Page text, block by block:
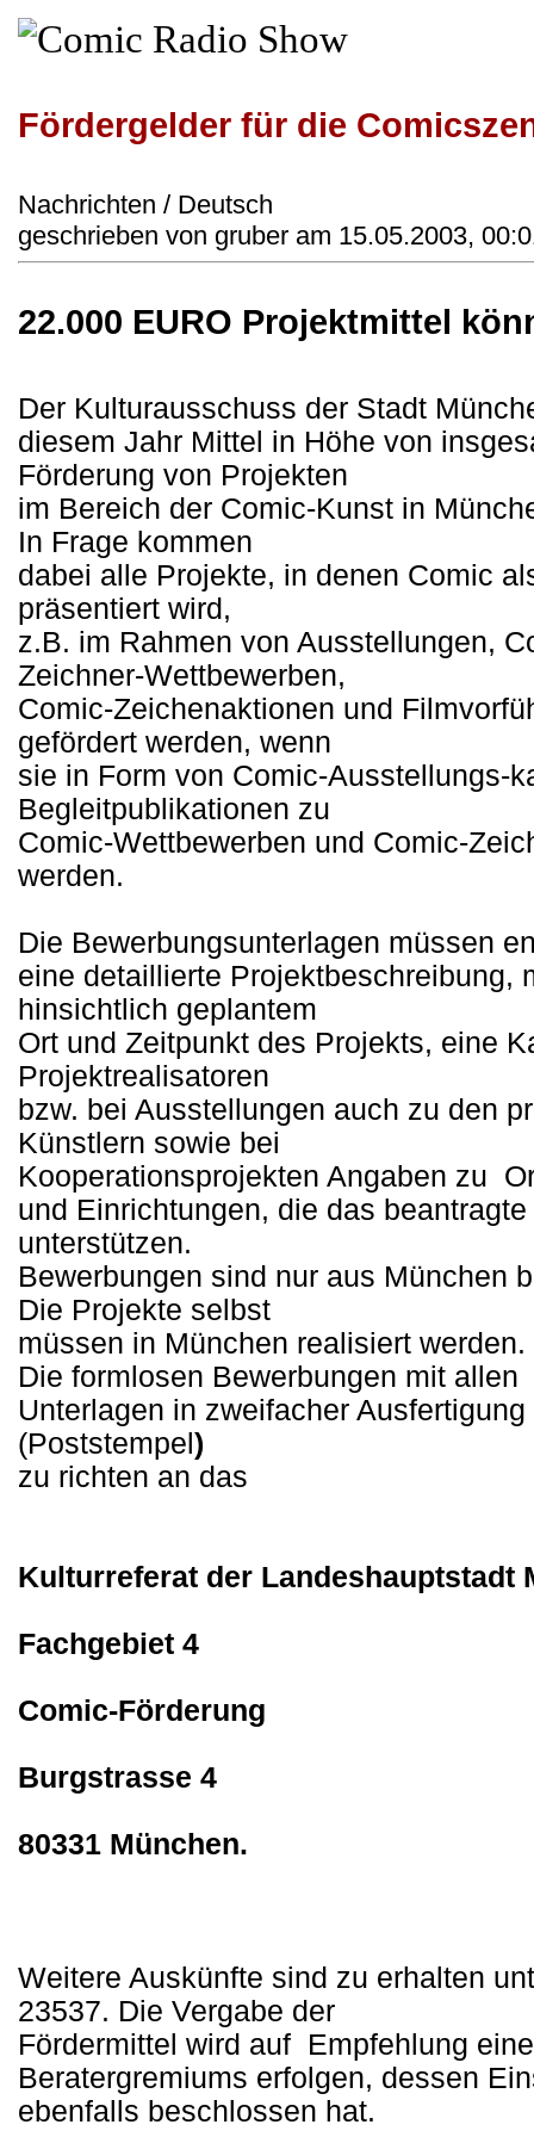
Fördergelder für die
Nachrichten / Deutsch
geschrieben von gruber am 15.05.2003,
22.000 EURO Projektmittel
Der Kulturausschuss der Stadt
diesem Jahr Mittel in Höhe von
Förderung von Projekten
im Bereich der Comic-Kunst in
In Frage kommen
dabei alle Projekte, in denen Comic
präsentiert wird,
z.B. im Rahmen von Ausstellungen,
Zeichner-Wettbewerben,
Comic-Zeichenaktionen und
gefördert werden, wenn
sie in Form von Comic-Ausstellungs-
Begleitpublikationen zu
Comic-Wettbewerben und Comic-
werden.
Die Bewerbungsunterlagen müssen
eine detaillierte Projektbeschreibung,
hinsichtlich geplantem
Ort und Zeitpunkt des Projekts, eine
Projektrealisatoren
bzw. bei Ausstellungen auch zu den
Künstlern sowie bei
Kooperationsprojekten Angaben zu
und Einrichtungen, die das
unterstützen.
Bewerbungen sind nur aus München
Die Projekte selbst
müssen in München realisiert werden.
Die formlosen Bewerbungen mit allen
Unterlagen in zweifacher
(Poststempel )
zu richten an das
Kulturreferat der Landeshauptstadt
Fachgebiet 4
Comic-Förderung
Burgstrasse 4
80331 München.
Weitere Auskünfte sind zu erhalten
23537. Die Vergabe der
Fördermittel wird auf Empfehlung
Beratergremiums erfolgen, dessen
ebenfalls beschlossen hat.